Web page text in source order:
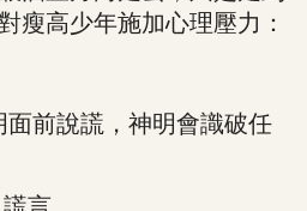
瘦高少年施加心理壓力：
前說謊，神明會識破任